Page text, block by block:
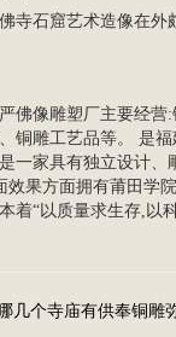
寺石窟艺术造像在外
佛像雕塑厂主要经营:
铜雕工艺品等。 是
一家具有独立设计
效果方面拥有莆田学
着“以质量求生存,以
几个寺庙有供奉铜雕